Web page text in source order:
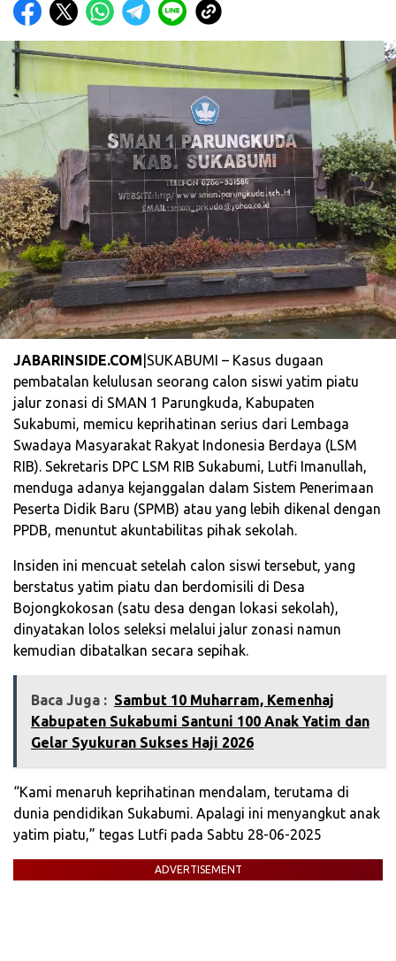
JABARINSIDE.COM |SUKABUMI – Kasus dugaan
pembatalan kelulusan seorang calon siswi yatim piatu
jalur zonasi di SMAN 1 Parungkuda, Kabupaten
Sukabumi, memicu keprihatinan serius dari Lembaga
Swadaya Masyarakat Rakyat Indonesia Berdaya (LSM
RIB). Sekretaris DPC LSM RIB Sukabumi, Lutfi Imanullah,
menduga adanya kejanggalan dalam Sistem Penerimaan
Peserta Didik Baru (SPMB) atau yang lebih dikenal dengan
PPDB, menuntut akuntabilitas pihak sekolah.
Insiden ini mencuat setelah calon siswi tersebut, yang
berstatus yatim piatu dan berdomisili di Desa
Bojongkokosan (satu desa dengan lokasi sekolah),
dinyatakan lolos seleksi melalui jalur zonasi namun
kemudian dibatalkan secara sepihak.
Baca Juga : Sambut 10 Muharram, Kemenhaj
Kabupaten Sukabumi Santuni 100 Anak Yatim dan
Gelar Syukuran Sukses Haji 2026
“Kami menaruh keprihatinan mendalam, terutama di
dunia pendidikan Sukabumi. Apalagi ini menyangkut anak
yatim piatu,” tegas Lutfi pada Sabtu 28-06-2025
ADVERTISEMENT